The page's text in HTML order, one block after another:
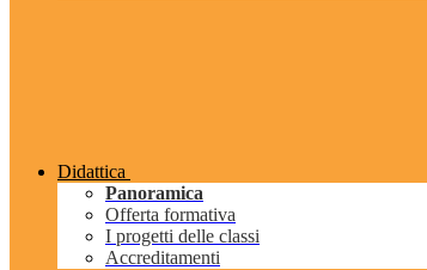
Didattica
Panoramica
Offerta formativa
I progetti delle classi
Accreditamenti